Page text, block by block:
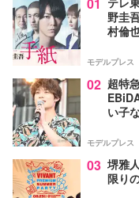
01
野圭
村倫
モデルプレス
02 超特
い子
モデルプレス
03 堺雅
限り